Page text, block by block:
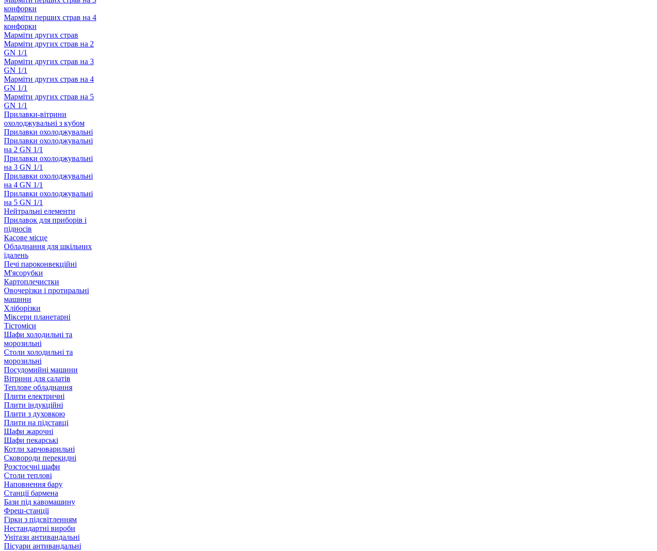
конфорки
Марміти перших страв на 4
конфорки
Марміти других страв
Марміти других страв на 2
GN 1/1
Марміти других страв на 3
GN 1/1
Марміти других страв на 4
GN 1/1
Марміти других страв на 5
GN 1/1
Прилавки-вітрини
охолоджувальні з кубом
Прилавки охолоджувальні
Прилавки охолоджувальні
на 2 GN 1/1
Прилавки охолоджувальні
на 3 GN 1/1
Прилавки охолоджувальні
на 4 GN 1/1
Прилавки охолоджувальні
на 5 GN 1/1
Нейтральні елементи
Прилавок для приборів і
підносів
Касове місце
Обладнання для шкільних
їдалень
Печі пароконвекційні
М'ясорубки
Картоплечистки
Овочерізки і протиральні
машини
Хліборізки
Міксери планетарні
Тістоміси
Шафи холодильні та
морозильні
Столи холодильні та
морозильні
Посудомийні машини
Вітрини для салатів
Теплове обладнання
Плити електричні
Плити індукційні
Плити з духовкою
Плити на підставці
Шафи жарочні
Шафи пекарські
Котли харчоварильні
Сковороди перекидні
Розстоєчні шафи
Столи теплові
Наповнення бару
Станції бармена
Бази під кавомашину
Фреш-станції
Гірки з підсвітленням
Нестандартні вироби
Унітази антивандальні
Пісуари антивандальні